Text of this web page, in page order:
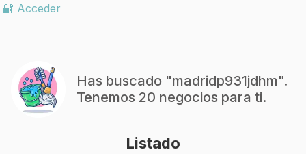
🔐 Acceder
Has buscado "madridp931jdhm".
Tenemos 20 negocios para ti.
Listado